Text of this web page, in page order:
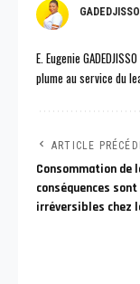
E. Eugenie
plume au service du
ARTICLE
Consommation de
conséquences
irréversibles chez